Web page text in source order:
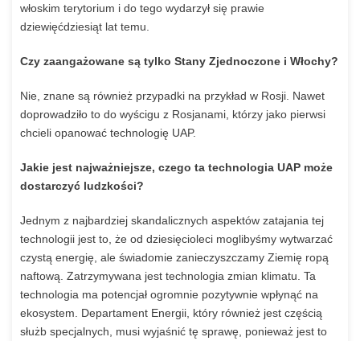
włoskim terytorium i do tego wydarzył się prawie
dziewięćdziesiąt lat temu.
Czy zaangażowane są tylko Stany Zjednoczone i Włochy?
Nie, znane są również przypadki na przykład w Rosji. Nawet
doprowadziło to do wyścigu z Rosjanami, którzy jako pierwsi
chcieli opanować technologię UAP.
Jakie jest najważniejsze, czego ta technologia UAP może
dostarczyć ludzkości?
Jednym z najbardziej skandalicznych aspektów zatajania tej
technologii jest to, że od dziesięcioleci moglibyśmy wytwarzać
czystą energię, ale świadomie zanieczyszczamy Ziemię ropą
naftową. Zatrzymywana jest technologia zmian klimatu. Ta
technologia ma potencjał ogromnie pozytywnie wpłynąć na
ekosystem. Departament Energii, który również jest częścią
służb specjalnych, musi wyjaśnić tę sprawę, ponieważ jest to